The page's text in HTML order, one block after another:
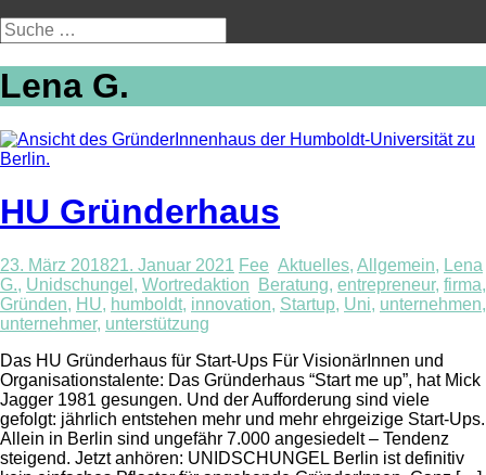
Suche
nach:
Lena G.
HU Gründerhaus
23. März 201821. Januar 2021 Fee Aktuelles, Allgemein, Lena
G., Unidschungel , Wortredaktion Beratung, entrepreneur, firma,
Gründen, HU, humboldt, innovation, Startup, Uni, unternehmen,
unternehmer, unterstützung
Das HU Gründerhaus für Start-Ups Für VisionärInnen und
Organisationstalente: Das Gründerhaus “Start me up”, hat Mick
Jagger 1981 gesungen. Und der Aufforderung sind viele
gefolgt: jährlich entstehen mehr und mehr ehrgeizige Start-Ups.
Allein in Berlin sind ungefähr 7.000 angesiedelt – Tendenz
steigend. Jetzt anhören: UNIDSCHUNGEL Berlin ist definitiv